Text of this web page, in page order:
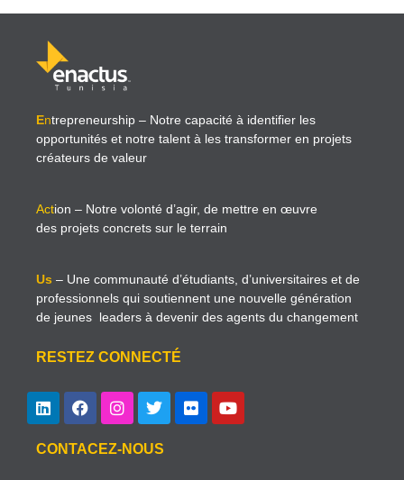
Entrepreneurship – Notre capacité à identifier les
opportunités et notre talent à les transformer en projets
créateurs de valeur
Action – Notre volonté d’agir, de mettre en œuvre
des projets concrets sur le terrain
Us – Une communauté d’étudiants, d’universitaires et de
professionnels qui soutiennent une nouvelle génération
de jeunes leaders à devenir des agents du changement
RESTEZ CONNECTÉ
CONTACEZ-NOUS